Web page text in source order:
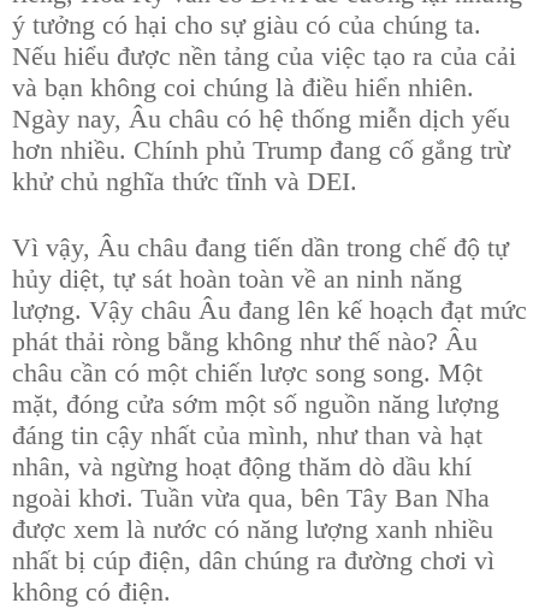
ý tưởng có hại cho sự giàu có của chúng ta.
Nếu hiểu được nền tảng của việc tạo ra của cải
và bạn không coi chúng là điều hiển nhiên.
Ngày nay, Âu châu có hệ thống miễn dịch yếu
hơn nhiều. Chính phủ Trump đang cố gắng trừ
khử chủ nghĩa thức tĩnh và DEI.
Vì vậy, Âu châu đang tiến dần trong chế độ tự
hủy diệt, tự sát hoàn toàn về an ninh năng
lượng. Vậy châu Âu đang lên kế hoạch đạt mức
phát thải ròng bằng không như thế nào? Âu
châu cần có một chiến lược song song. Một
mặt, đóng cửa sớm một số nguồn năng lượng
đáng tin cậy nhất của mình, như than và hạt
nhân, và ngừng hoạt động thăm dò dầu khí
ngoài khơi. Tuần vừa qua, bên Tây Ban Nha
được xem là nước có năng lượng xanh nhiều
nhất bị cúp điện, dân chúng ra đường chơi vì
không có điện.